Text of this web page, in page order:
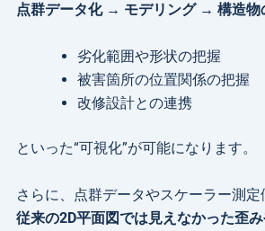
点群データ化 → モデリング → 構造物
劣化範囲や形状の把握
被害箇所の位置関係の把握
改修設計との連携
といった“可視化”が可能になります。
さらに、点群データやスケーラー測定
従来の2D平面図では見えなかった歪